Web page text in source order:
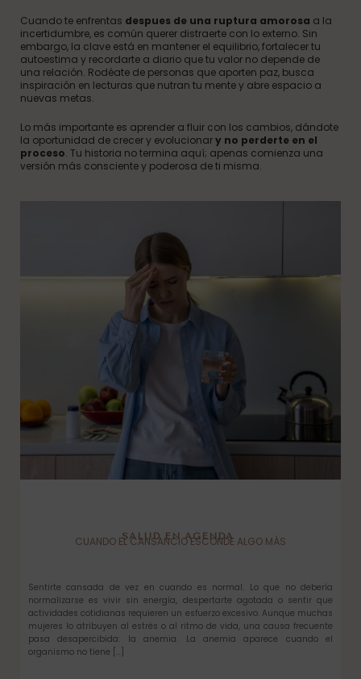
Cuando te enfrentas despues de una ruptura amorosa a la
incertidumbre, es común querer distraerte con lo externo. Sin
embargo, la clave está en mantener el equilibrio, fortalecer tu
autoestima y recordarte a diario que tu valor no depende de
una relación. Rodéate de personas que aporten paz, busca
inspiración en lecturas que nutran tu mente y abre espacio a
nuevas metas.
Lo más importante es aprender a fluir con los cambios, dándote
la oportunidad de crecer y evolucionary no perderte en el
proceso. Tu historia no termina aquí; apenas comienza una
versión más consciente y poderosa de ti misma.
SALUD EN AGENDA
CUANDO EL CANSANCIO ESCONDE ALGO MÁS
Sentirte cansada de vez en cuando es normal. Lo que no debería
normalizarse es vivir sin energía, despertarte agotada o sentir que
actividades cotidianas requieren un esfuerzo excesivo. Aunque muchas
mujeres lo atribuyen al estrés o al ritmo de vida, una causa frecuente
pasa desapercibida: la anemia. La anemia aparece cuando el
organismo no tiene […]